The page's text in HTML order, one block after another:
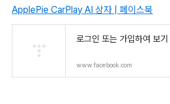
ApplePie CarPlay AI 상자 | 페이스북
로그인 또는 가입하여 보기
www.facebook.com